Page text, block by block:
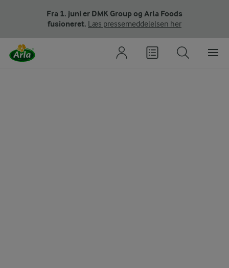
Fra 1. juni er DMK Group og Arla Foods
fusioneret. Læs pressemeddelelsen her